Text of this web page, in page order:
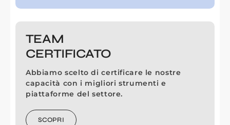
TEAM
CERTIFICATO
Abbiamo scelto di certificare le nostre
capacità con i migliori strumenti e
piattaforme del settore.
SCOPRI